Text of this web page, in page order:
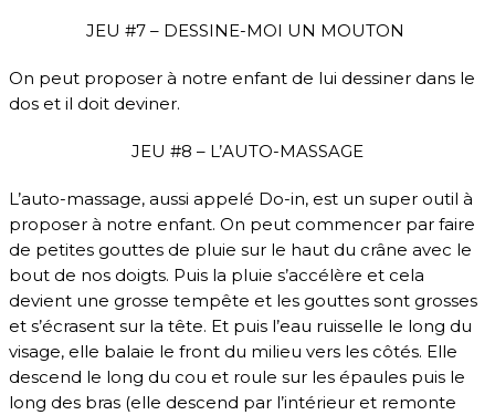
JEU #7 – DESSINE-MOI UN MOUTON
On peut proposer à notre enfant de lui dessiner dans le
dos et il doit deviner.
JEU #8 – L’AUTO-MASSAGE
L’auto-massage, aussi appelé Do-in, est un super outil à
proposer à notre enfant. On peut commencer par faire
de petites gouttes de pluie sur le haut du crâne avec le
bout de nos doigts. Puis la pluie s’accélère et cela
devient une grosse tempête et les gouttes sont grosses
et s’écrasent sur la tête. Et puis l’eau ruisselle le long du
visage, elle balaie le front du milieu vers les côtés. Elle
descend le long du cou et roule sur les épaules puis le
long des bras (elle descend par l’intérieur et remonte